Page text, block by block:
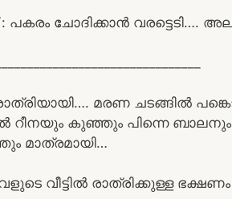
ചോദിക്കാൻ വരട്ടെടി….
മരണ ചടങ്ങിൽ
റീനയും കുഞ്ഞും പിന്നെ ബാലനും
മാത്രമായി…
വീട്ടിൽ രാത്രിക്കുള്ള